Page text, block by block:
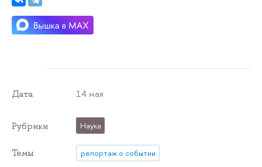
Дата 14 мая
Рубрики Наука
Темы репортаж о событии